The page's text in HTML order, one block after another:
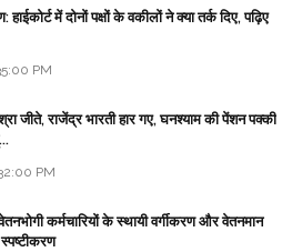
में दोनों पक्षों के वकीलों ने क्या तर्क दिए, पढ़िए
PM
जीते, राजेंद्र भारती हार गए, घनश्याम की पेंशन पक्की
PM
कर्मचारियों के स्थायी वर्गीकरण और वेतनमान